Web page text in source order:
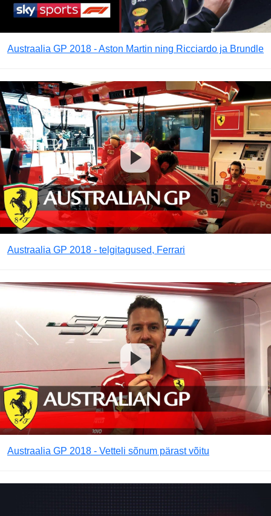
Austraalia GP 2018 - Aston Martin ning Ricciardo ja Brundle
Austraalia GP 2018 - telgitagused, Ferrari
Austraalia GP 2018 - Vetteli sõnum pärast võitu